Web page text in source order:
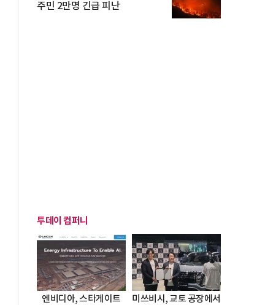
주민 2만명 긴급 피난
투데이 컴퍼니
엔비디아, 스타게이트
미쓰비시, 교토 공장에서